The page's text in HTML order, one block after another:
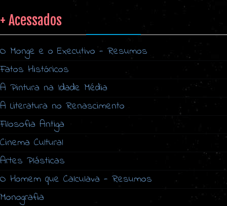
+ Acessados
O Monge e o Executivo - Resumos
Fatos Históricos
A Pintura na Idade Média
A Literatura no Renascimento
Filosofia Antiga
Cinema Cultural
Artes Plásticas
O Homem que Calculava - Resumos
Monografia